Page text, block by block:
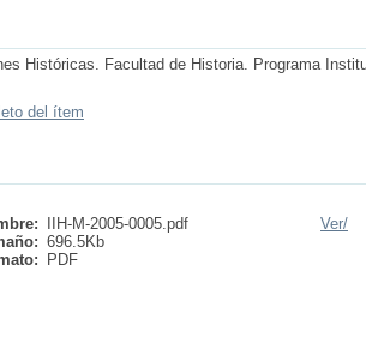
Históricas. Facultad de Historia. Programa
del ítem
IIH-M-2005-0005.pdf
696.5Kb
PDF
Ver/